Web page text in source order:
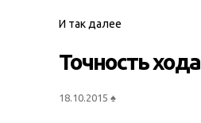
И так далее
Точность хода
18.10.2015 ♠